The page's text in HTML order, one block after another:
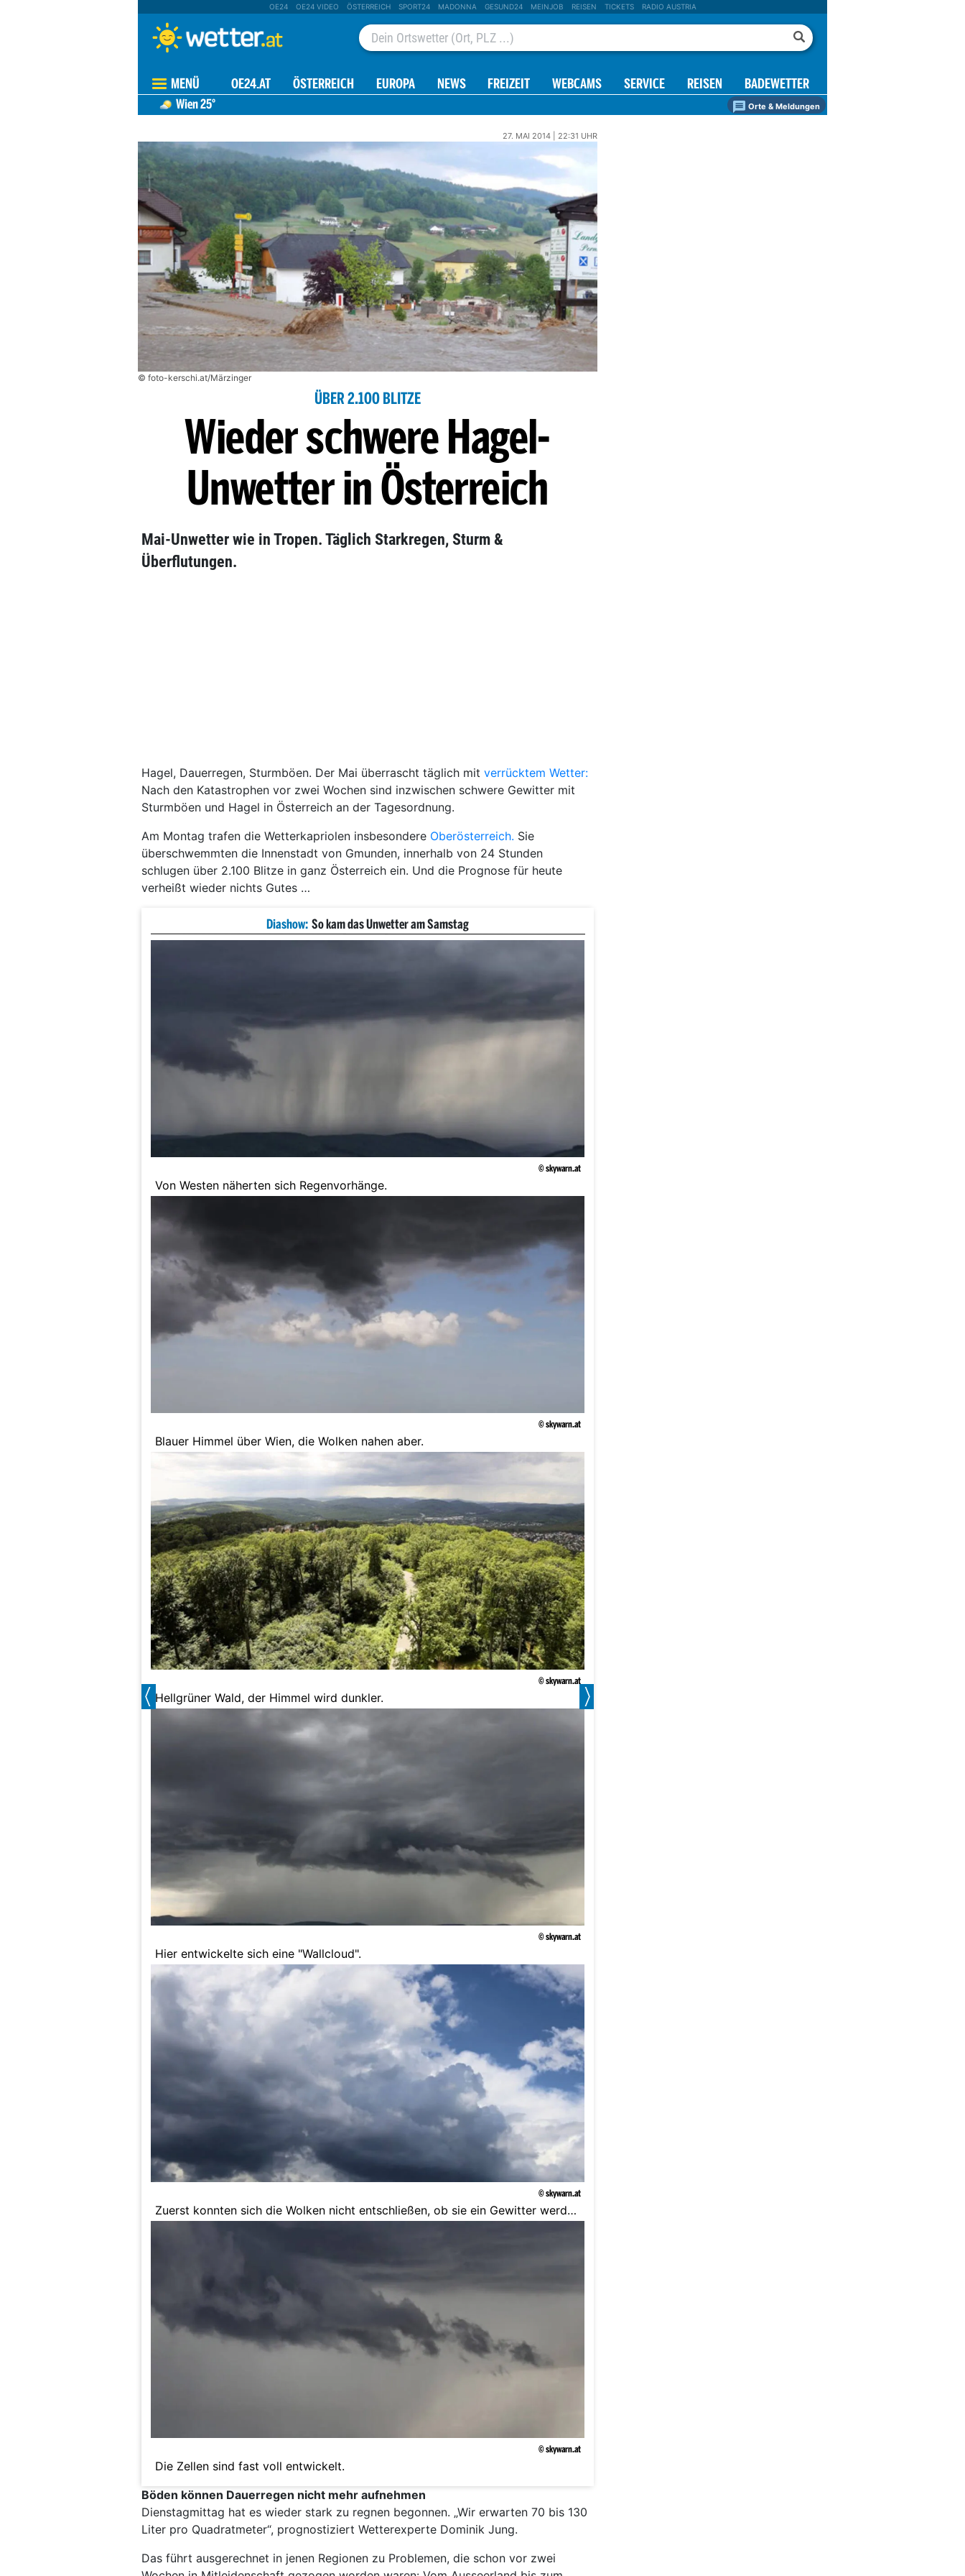
OE24 OE24 VIDEO ÖSTERREICH SPORT24 MADONNA GESUND24 MEINJOB REISEN TICKETS RADIO AUSTRIA
MENÜ OE24.AT ÖSTERREICH EUROPA NEWS FREIZEIT WEBCAMS SERVICE REISEN BADEWETTER
Wien25° Orte & Meldungen
27. MAI 2014 | 22:31 UHR
© foto-kerschi.at/Märzinger
ÜBER 2.100 BLITZE
Wieder schwere Hagel-
Unwetter in Österreich
Mai-Unwetter wie in Tropen. Täglich Starkregen, Sturm &
Überflutungen.
Hagel, Dauerregen, Sturmböen. Der Mai überrascht täglich mit verrücktem Wetter:
Nach den Katastrophen vor zwei Wochen sind inzwischen schwere Gewitter mit
Sturmböen und Hagel in Österreich an der Tagesordnung.
Am Montag trafen die Wetterkapriolen insbesondere Oberösterreich. Sie
überschwemmten die Innenstadt von Gmunden, innerhalb von 24 Stunden
schlugen über 2.100 Blitze in ganz Österreich ein. Und die Prognose für heute
verheißt wieder nichts Gutes …
Diashow: So kam das Unwetter am Samstag
© skywarn.at
Von Westen näherten sich Regenvorhänge.
© skywarn.at
Blauer Himmel über Wien, die Wolken nahen aber.
© skywarn.at
Hellgrüner Wald, der Himmel wird dunkler.
© skywarn.at
Hier entwickelte sich eine "Wallcloud".
© skywarn.at
Zuerst konnten sich die Wolken nicht entschließen, ob sie ein Gewitter werden
© skywarn.at
Die Zellen sind fast voll entwickelt.
Böden können Dauerregen nicht mehr aufnehmen
Dienstagmittag hat es wieder stark zu regnen begonnen. „Wir erwarten 70 bis 130
Liter pro Quadratmeter“, prognostiziert Wetterexperte Dominik Jung.
Das führt ausgerechnet in jenen Regionen zu Problemen, die schon vor zwei